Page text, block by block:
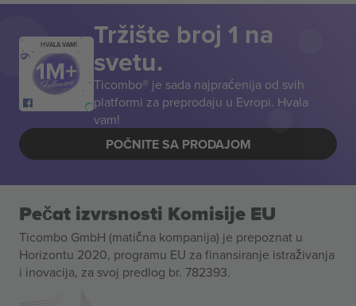
HVALA VAM! Tržište broj 1 na
svetu.
Ticombo® je sada najpraćenija od svih
platformi za preprodaju u Evropi. Hvala
vam!
POČNITE SA PRODAJOM
Pečat izvrsnosti Komisije EU
Ticombo GmbH (matična kompanija) je prepoznat u
Horizontu 2020, programu EU za finansiranje istraživanja
i inovacija, za svoj predlog br. 782393.